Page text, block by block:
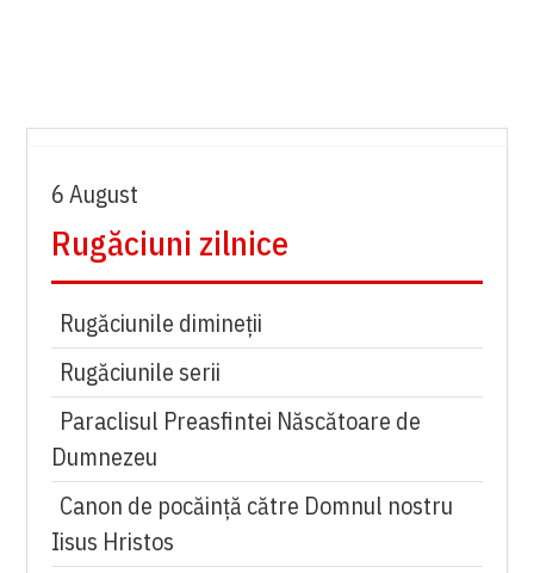
6 August
Rugăciuni zilnice
Rugăciunile dimineții
Rugăciunile serii
Paraclisul Preasfintei Născătoare de
Dumnezeu
Canon de pocăință către Domnul nostru
Iisus Hristos